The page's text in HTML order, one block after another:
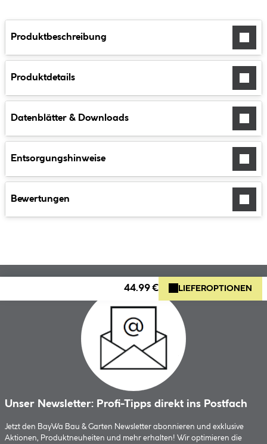
Produktbeschreibung
Produktdetails
Datenblätter & Downloads
Entsorgungshinweise
Bewertungen
44.99 € LIEFEROPTIONEN
Unser Newsletter: Profi-Tipps direkt ins Postfach
Jetzt den BayWa Bau & Garten Newsletter abonnieren und exklusive
Aktionen, Produktneuheiten und mehr erhalten! Wir optimieren die